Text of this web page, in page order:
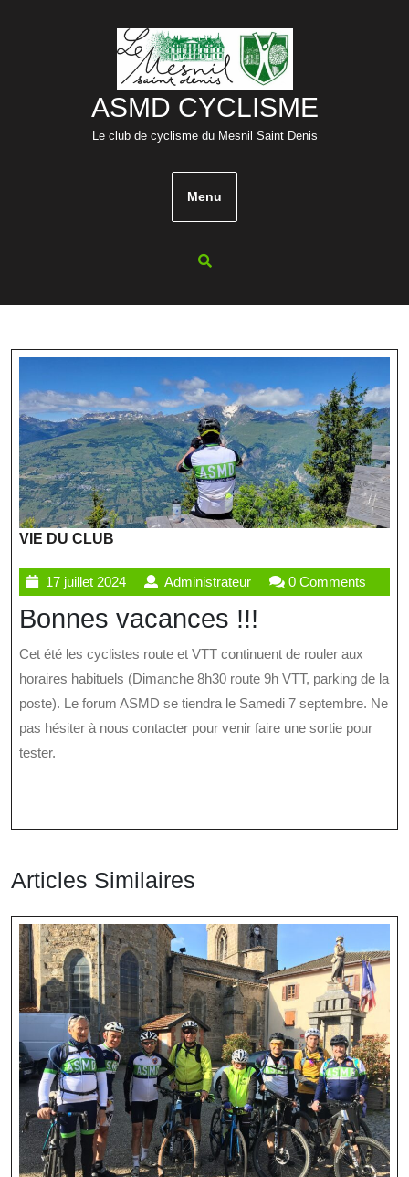
ASMD CYCLISME
Le club de cyclisme du Mesnil Saint Denis
Menu
VIE DU CLUB
17 juillet 202417
juillet
2024
AdministrateurAdministrateur
0 Comments
Bonnes vacances !!!
Cet été les cyclistes route et VTT continuent de rouler aux
horaires habituels (Dimanche 8h30 route 9h VTT, parking de la
poste). Le forum ASMD se tiendra le Samedi 7 septembre. Ne
pas hésiter à nous contacter pour venir faire une sortie pour
tester.
Articles Similaires